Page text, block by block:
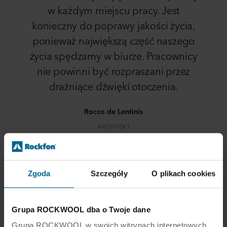
Zgoda Szczegóły O plikach cookies
Grupa ROCKWOOL dba o Twoje dane
Grupa ROCKWOOL w swoich witrynach internetowych
w każdym miejscu pracy. Jest
konieczny do poprawy jakości życia,
ponieważ największą część naszego
życia spędzamy w biurze. Pracownicy
nie powinni być rozpraszani przez
drażniące dźwięki otoczenia.
Rocco de Lentinis
ARCHITEKT